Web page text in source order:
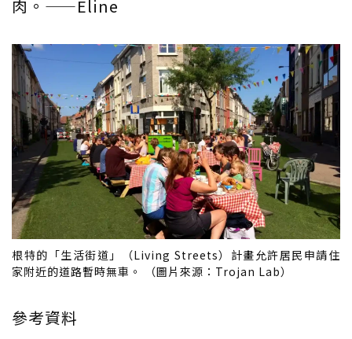
肉。——Eline
根特的「生活街道」（Living Streets）計畫允許居民申請住
家附近的道路暫時無車。 （圖片來源：Trojan Lab）
參考資料